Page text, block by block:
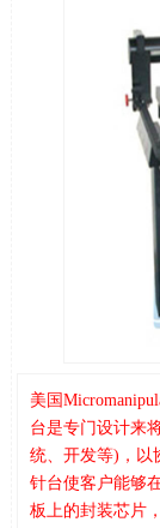
美国
台是专门设计来
统、开发等)，以
针台使客户能够
板上的封装芯片